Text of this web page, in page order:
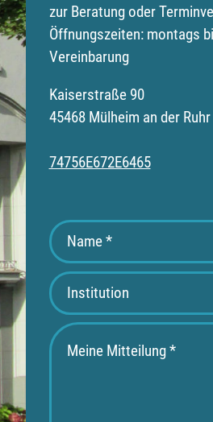
zur Beratung oder
Öffnungszeiten: montags
Vereinbarung
Kaiserstraße 90
45468 Mülheim an der Ruhr
74756E672E6465